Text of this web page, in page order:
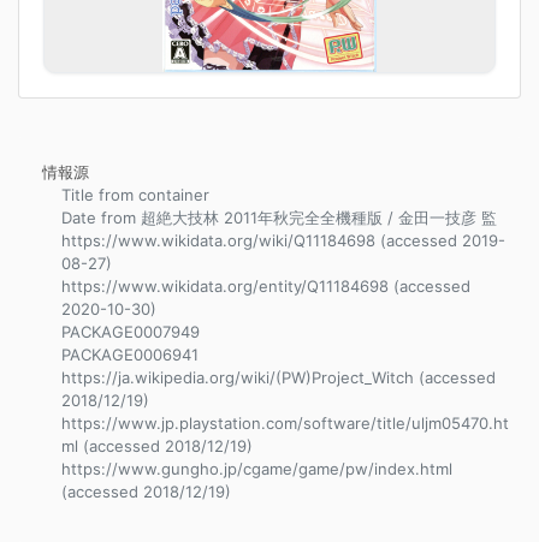
情報源
Title from container
Date from 超絶大技林 2011年秋完全全機種版 / 金田一技彦 監
https://www.wikidata.org/wiki/Q11184698 (accessed 2019-
08-27)
https://www.wikidata.org/entity/Q11184698 (accessed
2020-10-30)
PACKAGE0007949
PACKAGE0006941
https://ja.wikipedia.org/wiki/(PW)Project_Witch (accessed
2018/12/19)
https://www.jp.playstation.com/software/title/uljm05470.ht
ml (accessed 2018/12/19)
https://www.gungho.jp/cgame/game/pw/index.html
(accessed 2018/12/19)